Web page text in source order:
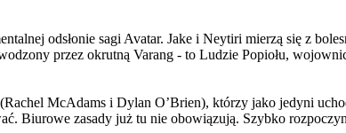
odsłonie sagi Avatar. Jake i Neytiri mierzą się z
przez okrutną Varang - to Ludzie Popiołu,
McAdams i Dylan O’Brien), którzy jako jedyni
Biurowe zasady już tu nie obowiązują. Szybko